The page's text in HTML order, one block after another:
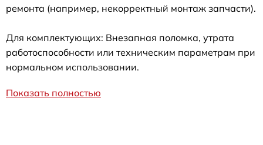
ремонта (например, некорректный монтаж запчасти).
Для комплектующих: Внезапная поломка, утрата
работоспособности или техническим параметрам при
нормальном использовании.
Показать полностью